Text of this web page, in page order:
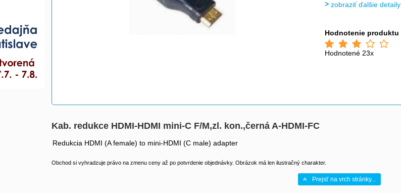
zobraziť ďalšie detaily
Hodnotenie produktu
Hodnotené 23x
Kab. redukce HDMI-HDMI mini-C F/M,zl. kon.,černá A-HDMI-FC
Redukcia HDMI (A female) to mini-HDMI (C male) adapter
Obchod si vyhradzuje právo na zmenu ceny až po potvrdenie objednávky. Obrázok má len ilustračný charakter.
Prejsť na vrch stránky...